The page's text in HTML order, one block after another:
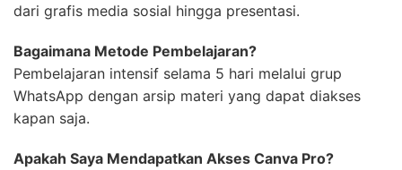
dari grafis media sosial hingga presentasi.
Bagaimana Metode Pembelajaran?
Pembelajaran intensif selama 5 hari melalui grup
WhatsApp dengan arsip materi yang dapat diakses
kapan saja.
Apakah Saya Mendapatkan Akses Canva Pro?